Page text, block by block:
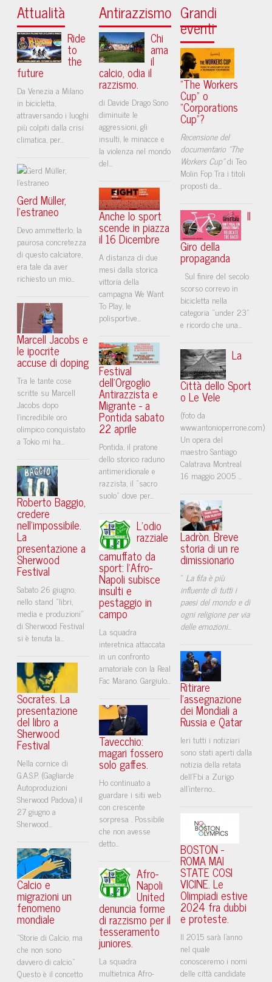
Attualità
Ride
to
the
future
Da Venezia a Milano
in bicicletta,
attraversando i luoghi
più colpiti dalla crisi
climatica, per...
Gerd Müller,
l’estraneo
Devo ammetterlo, la
paurosa concretezza
di questo calciatore,
era tale da aver
richiesto un mio...
Marcell Jacobs e
le ipocrite
accuse di doping
Tra le tante cose
scritte su Marcell
Jacobs dopo
l’incredibile oro
olimpico conquistato
a Tokio mi ha...
Roberto Baggio,
credere
nell'impossibile.
La
presentazione a
Sherwood
Festival
Sabato 26 giugno,
nello stand “libri,
media e produzioni”
di Sherwood Festival
si è tenuta la...
Socrates. La
presentazione
del libro a
Sherwood
Festival
Nella cornice di
G.A.S.P. (Gagliarde
Autoproduzioni
Sherwood Padova) il
27 giugno a
Sherwood...
Calcio e
migrazioni un
fenomeno
mondiale
“Storie di Calcio, ma
che non sono
davvero di calcio.”
Questo è il concetto
Antirazzismo
Chi
ama
il
calcio, odia il
razzismo.
di Davide Drago Sono
diminuite le
aggressioni, gli
insulti, le minacce e
la violenza nel mondo
del...
Anche lo sport
scende in piazza
il 16 Dicembre
A distanza di due
mesi dalla storica
vittoria della
campagna We Want
To Play, le
polisportive...
Festival
dell'Orgoglio
Antirazzista e
Migrante - a
Pontida sabato
22 aprile
Pontida, il pratone
dello storico raduno
antimeridionale e
razzista, il "sacro
suolo" dove per...
L’odio
razziale
camuffato da
sport: l’Afro-
Napoli subisce
insulti e
pestaggio in
campo
La squadra
interetnica attaccata
in un confronto
amatoriale con la Real
Fac Marano. Gargiulo...
Tavecchio:
magari fossero
solo gaffes.
Ho continuato a
guardare i siti web
con crescente
sorpresa . Possibile
che non avesse
detto...
Afro-
Napoli
United
denuncia forme
di razzismo per il
tesseramento
juniores.
La squadra
multietnica Afro-
Grandi
eventi
"The Workers
Cup" o
"Corporations
Cup"?
Recensione del
documentario "The
Workers Cup"di Teo
Molin Fop Tra i titoli
proposti da...
Il
Giro della
propaganda
Sul finire del secolo
scorso correvo in
bicicletta nella
categoria "under 23"
e ricordo che una...
La
Città dello Sport
o Le Vele
(foto da
www.antonioperrone.com)
Un opera del
maestro Santiago
Calatrava Montreal
16 maggio 2005 ...
Ladròn. Breve
storia di un re
dimissionario
“ La fifa è più
influente di tutti i
paesi del mondo e di
ogni religione per via
delle emozioni...
Ritirare
l'assegnazione
dei Mondiali a
Russia e Qatar
Ieri tutti i notiziari
sono stati aperti dalla
notizia della retata
dell'Fbi a Zurigo
all'interno...
BOSTON -
ROMA MAI
STATE COSI
VICINE. Le
Olimpiadi estive
2024 fra dubbi
e proteste.
Il 2015 sarà l'anno
nel quale
conosceremo i nomi
delle città candidate